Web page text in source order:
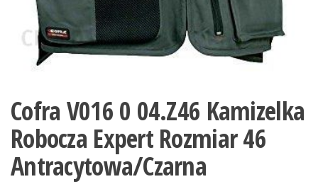
Cofra V016 0 04.Z46 Kamizelka
Robocza Expert Rozmiar 46
Antracytowa/Czarna